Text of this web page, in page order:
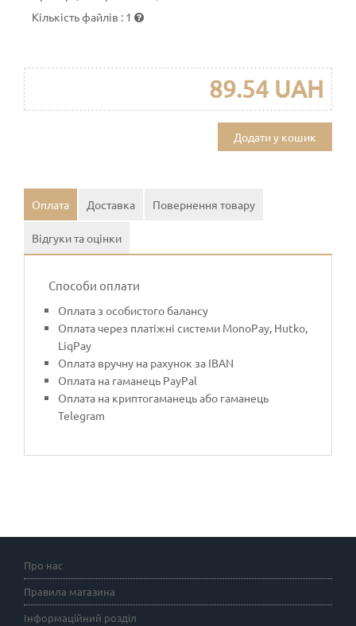
Кількість файлів : 1
89.54 UAH
Додати у кошик
Оплата Доставка Повернення товару
Відгуки та оцінки
Способи оплати
Оплата з особистого балансу
Оплата через платіжні системи MonoPay, Hutko,
LiqPay
Оплата вручну на рахунок за IBAN
Оплата на гаманець PayPal
Оплата на криптогаманець або гаманець
Telegram
Про нас
Правила магазина
Інформаційний розділ